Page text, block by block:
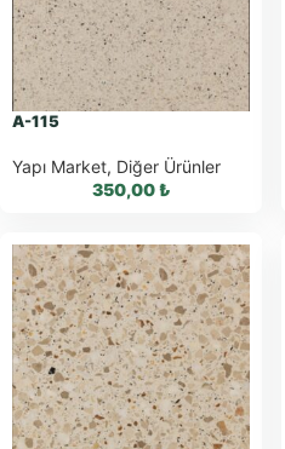
WhatsApp Teklif
Al
A-115
Yapı Market, Diğer Ürünler
350,00₺
WhatsApp ile
Sipariş
WhatsApp Teklif
Al